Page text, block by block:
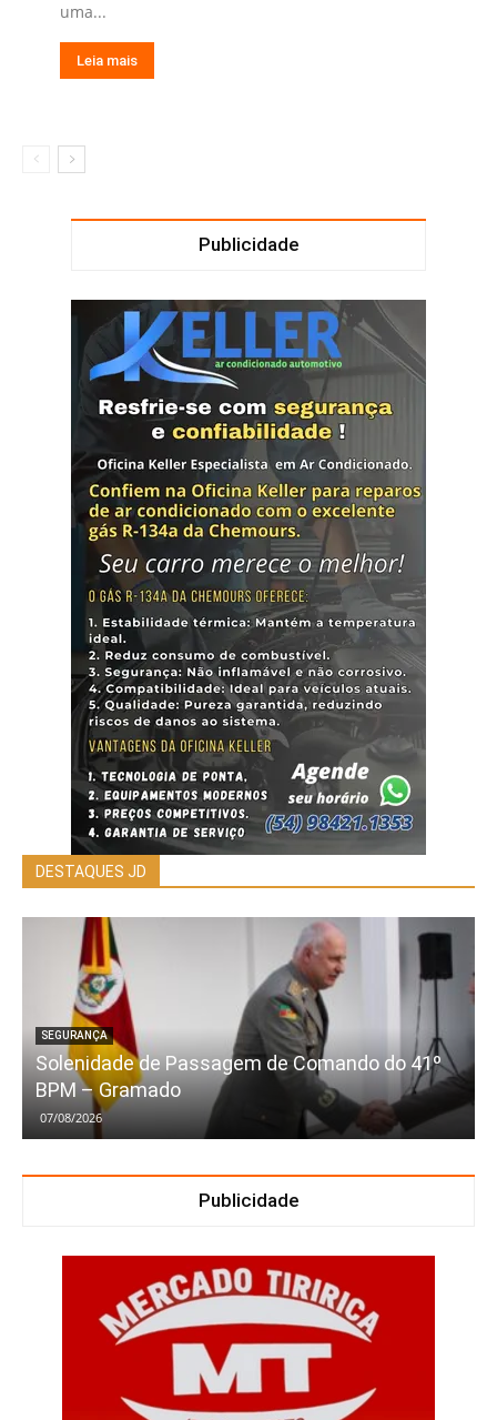
uma...
Leia mais
Publicidade
DESTAQUES JD
SEGURANÇA
Solenidade de Passagem de Comando do 41º
BPM – Gramado
07/08/2026
Publicidade